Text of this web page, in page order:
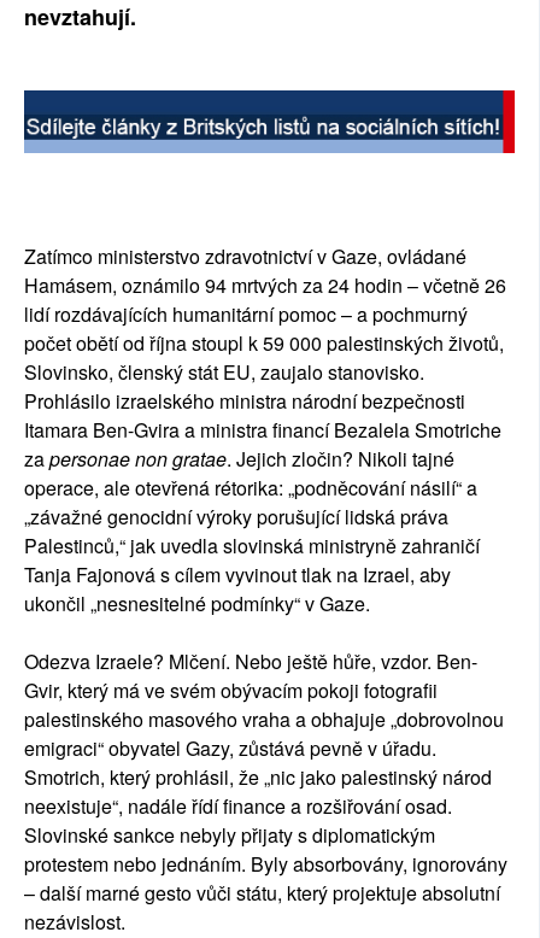
nevztahují.
Zatímco ministerstvo zdravotnictví v Gaze, ovládané
Hamásem, oznámilo 94 mrtvých za 24 hodin – včetně 26
lidí rozdávajících humanitární pomoc – a pochmurný
počet obětí od října stoupl k 59 000 palestinských životů,
Slovinsko, členský stát EU, zaujalo stanovisko.
Prohlásilo izraelského ministra národní bezpečnosti
Itamara Ben-Gvira a ministra financí Bezalela Smotriche
zapersonae non gratae. Jejich zločin? Nikoli tajné
operace, ale otevřená rétorika: „podněcování násilí“ a
„závažné genocidní výroky porušující lidská práva
Palestinců,“ jak uvedla slovinská ministryně zahraničí
Tanja Fajonová s cílem vyvinout tlak na Izrael, aby
ukončil „nesnesitelné podmínky“ v Gaze.
Odezva Izraele? Mlčení. Nebo ještě hůře, vzdor. Ben-
Gvir, který má ve svém obývacím pokoji fotografii
palestinského masového vraha a obhajuje „dobrovolnou
emigraci“ obyvatel Gazy, zůstává pevně v úřadu.
Smotrich, který prohlásil, že „nic jako palestinský národ
neexistuje“, nadále řídí finance a rozšiřování osad.
Slovinské sankce nebyly přijaty s diplomatickým
protestem nebo jednáním. Byly absorbovány, ignorovány
– další marné gesto vůči státu, který projektuje absolutní
nezávislost.